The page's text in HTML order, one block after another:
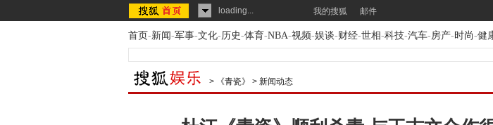
loading... 我的搜狐 邮件
首页-新闻-军事-文化-历史-体育-NBA-视频-娱谈-财经-世相-科技-汽车-房产-时尚-健
> 《青瓷》 > 新闻动态